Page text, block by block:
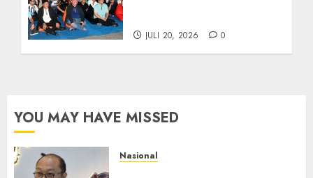
JULI 20, 2026 0
YOU MAY HAVE MISSED
Nasional